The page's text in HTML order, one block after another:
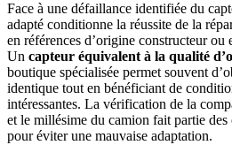
Face à une défaillance identifiée du
adapté conditionne la réussite de la
en références d’origine constructeur ou
Un capteur équivalent à la qualité
boutique spécialisée permet souvent
identique tout en bénéficiant de
intéressantes. La vérification de la
et le millésime du camion fait partie des
pour éviter une mauvaise adaptation.